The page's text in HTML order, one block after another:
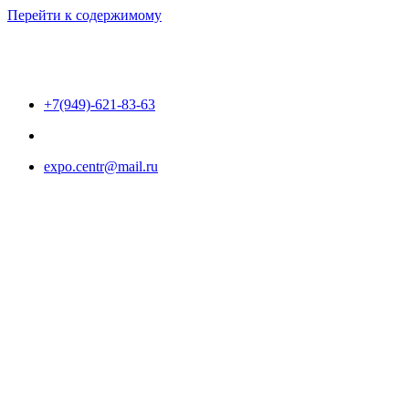
Перейти к содержимому
+7(949)-621-83-63
expo.centr@mail.ru